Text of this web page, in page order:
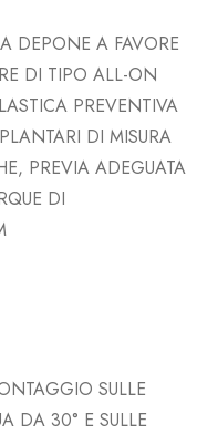
DEPONE A FAVORE
DI TIPO ALL-ON
PREVENTIVA
DI MISURA
PREVIA ADEGUATA
DI
SULLE
DA 30° E SULLE